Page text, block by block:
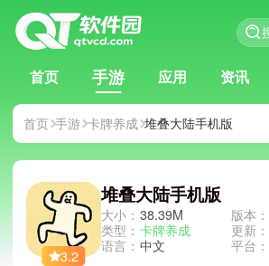
首页 手游 应用 资讯
首页 手游 卡牌养成 堆叠大陆手机版
3.2
堆叠大陆手机版
大小： 38.39M
类型： 卡牌养成
语言： 中文
版本：
更新：
平台：